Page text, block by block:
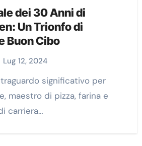
dei 30 Anni di
Un Trionfo di
Buon Cibo
Lug 12, 2024
maestro di pizza, farina e
carriera…